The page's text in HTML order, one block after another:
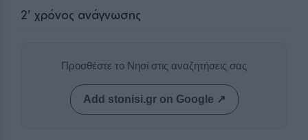
2' χρόνος ανάγνωσης
Προσθέστε το Νησί στις αναζητήσεις σας
Add stonisi.gr on Google ↗